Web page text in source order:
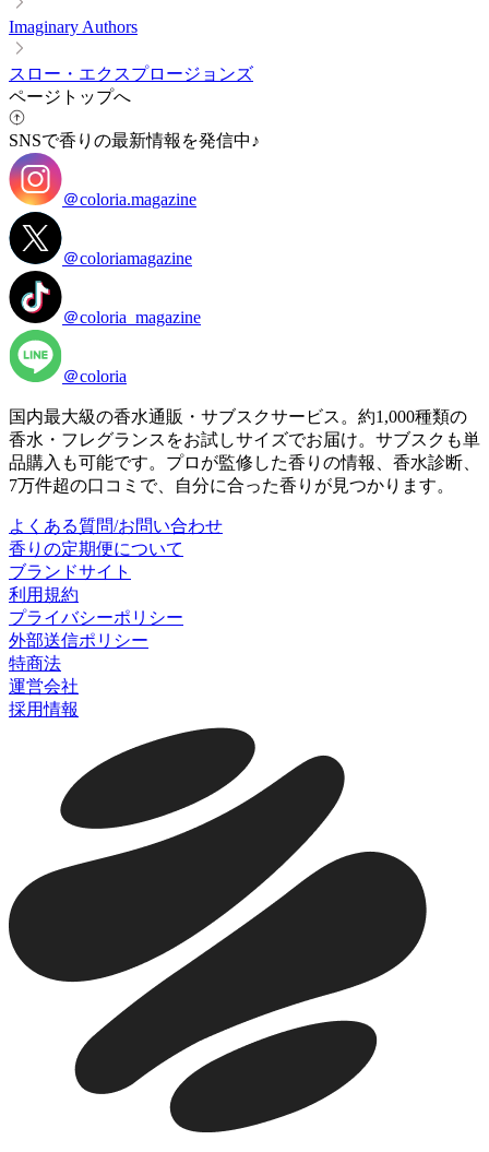
Imaginary Authors
スロー・エクスプロージョンズ
ページトップへ
SNSで香りの最新情報を発信中♪
＠coloria.magazine
＠coloriamagazine
＠coloria_magazine
＠coloria
国内最大級の香水通販・サブスクサービス。約1,000種類の
香水・フレグランスをお試しサイズでお届け。サブスクも単
品購入も可能です。プロが監修した香りの情報、香水診断、
7万件超の口コミで、自分に合った香りが見つかります。
よくある質問/お問い合わせ
香りの定期便について
ブランドサイト
利用規約
プライバシーポリシー
外部送信ポリシー
特商法
運営会社
採用情報